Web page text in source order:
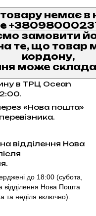
немає в
замовити
те, що товар
кордону,
може
в ТРЦ Ocean
«Нова пошта»
відділення Нова
до 18:00 (субота,
відділення Нова Пошта
неділя включно).